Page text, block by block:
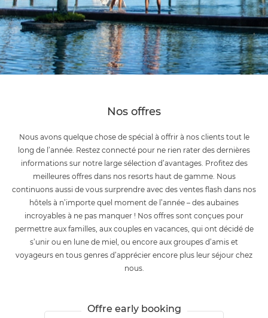
Nos offres
Nous avons quelque chose de spécial à offrir à nos clients tout le
long de l’année. Restez connecté pour ne rien rater des dernières
informations sur notre large sélection d’avantages. Profitez des
meilleures offres dans nos resorts haut de gamme. Nous
continuons aussi de vous surprendre avec des ventes flash dans nos
hôtels à n’importe quel moment de l’année – des aubaines
incroyables à ne pas manquer ! Nos offres sont conçues pour
permettre aux familles, aux couples en vacances, qui ont décidé de
s’unir ou en lune de miel, ou encore aux groupes d’amis et
voyageurs en tous genres d’apprécier encore plus leur séjour chez
nous.
Offre early booking